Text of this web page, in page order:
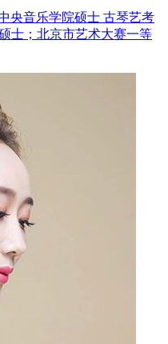
央音乐学院硕士 古琴艺考
士；北京市艺术大赛一等